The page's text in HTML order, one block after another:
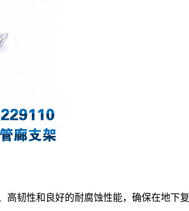
韧性和良好的耐腐蚀性能，确保在地下